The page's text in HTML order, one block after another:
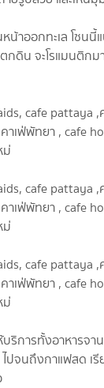
น้าออกทะเล โซนนี้
กดิน จะโรแมนติกม
ริการทั้งอาหารจา
ปจนถึงกาแฟสด เรี